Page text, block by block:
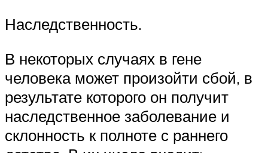
Наследственность.
В некоторых случаях в гене
человека может произойти сбой, в
результате которого он получит
наследственное заболевание и
склонность к полноте с раннего